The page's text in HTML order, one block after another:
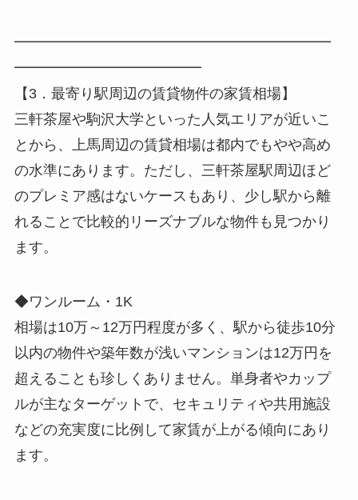
━━━━━━━━━━━━━━━━━━━━━━
━━━━━━━━━━━━━
【3．最寄り駅周辺の賃貸物件の家賃相場】
三軒茶屋や駒沢大学といった人気エリアが近いこ
とから、上馬周辺の賃貸相場は都内でもやや高め
の水準にあります。ただし、三軒茶屋駅周辺ほど
のプレミア感はないケースもあり、少し駅から離
れることで比較的リーズナブルな物件も見つかり
ます。
◆ワンルーム・1K
相場は10万～12万円程度が多く、駅から徒歩10分
以内の物件や築年数が浅いマンションは12万円を
超えることも珍しくありません。単身者やカップ
ルが主なターゲットで、セキュリティや共用施設
などの充実度に比例して家賃が上がる傾向にあり
ます。